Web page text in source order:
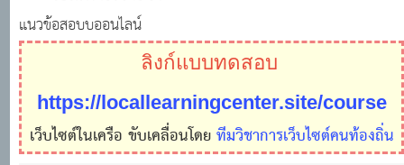
แนวข้อสอบบออนไลน์
ลิงก์แบบทดสอบ
https://locallearningcenter.site/course
เว็บไซต์ในเครือ ขับเคลื่อนโดยทีมวิชาการเว็บไซต์คนท้องถิ่น